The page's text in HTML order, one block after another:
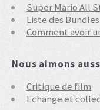
Super Mario All
Liste des
Comment avoir
Nous aimons
Critique de film
Echange et